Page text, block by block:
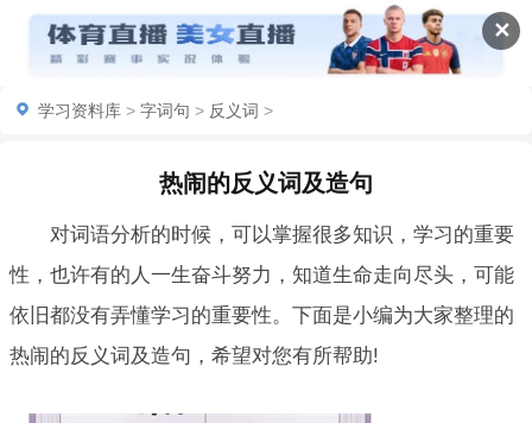
✕
学习资料库 > 字词句 > 反义词 >
热闹的反义词及造句
对词语分析的时候，可以掌握很多知识，学习的重要
性，也许有的人一生奋斗努力，知道生命走向尽头，可能
依旧都没有弄懂学习的重要性。下面是小编为大家整理的
热闹的反义词及造句，希望对您有所帮助!